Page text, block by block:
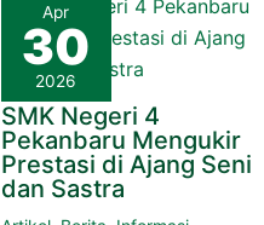
Apr
30
2026
SMK Negeri 4
Pekanbaru Mengukir
Prestasi di Ajang Seni
dan Sastra